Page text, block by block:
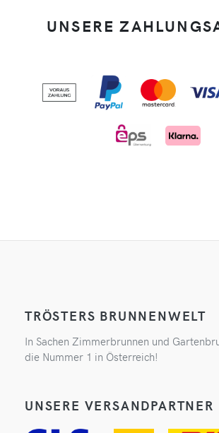
UNSERE
TRÖSTERS BRUNNENWELT
In Sachen Zimmerbrunnen und
die Nummer 1 in Österreich!
UNSERE VERSANDPARTNER